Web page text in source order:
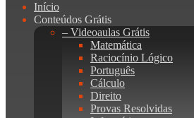
Início
Conteúdos Grátis
– Videoaulas Grátis
Matemática
Raciocínio Lógico
Português
Cálculo
Direito
Provas Resolvidas